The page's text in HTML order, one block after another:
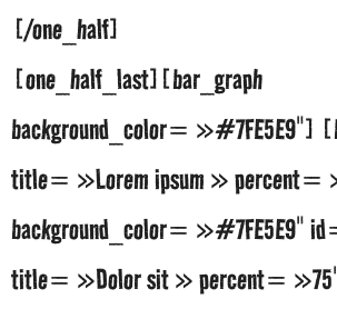
[/one_half]
[one_half_last][bar_graph
background_color= »#7FE5E9″]
title= »Lorem ipsum » percent=
background_color= »#7FE5E9″
title= »Dolor sit » percent=